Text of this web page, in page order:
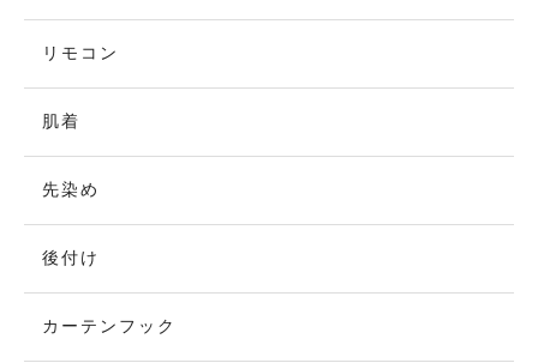
リモコン
肌着
先染め
後付け
カーテンフック